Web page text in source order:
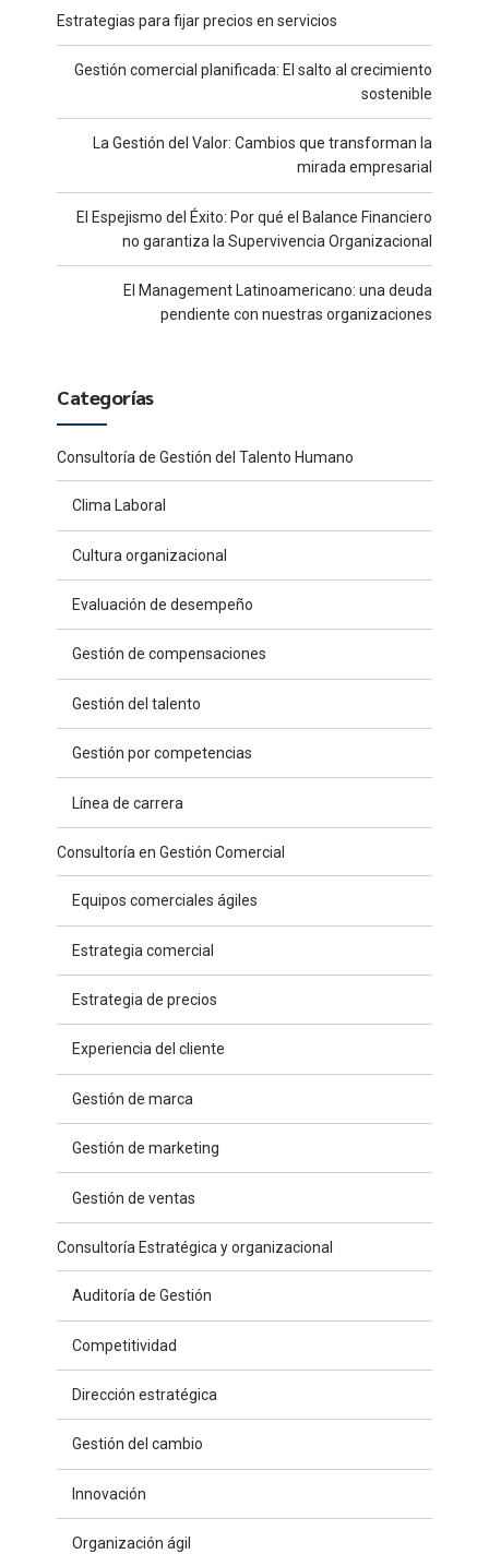
Estrategias para fijar precios en servicios
Gestión comercial planificada: El salto al crecimiento
sostenible
La Gestión del Valor: Cambios que transforman la
mirada empresarial
El Espejismo del Éxito: Por qué el Balance Financiero
no garantiza la Supervivencia Organizacional
El Management Latinoamericano: una deuda
pendiente con nuestras organizaciones
Categorías
Consultoría de Gestión del Talento Humano
Clima Laboral
Cultura organizacional
Evaluación de desempeño
Gestión de compensaciones
Gestión del talento
Gestión por competencias
Línea de carrera
Consultoría en Gestión Comercial
Equipos comerciales ágiles
Estrategia comercial
Estrategia de precios
Experiencia del cliente
Gestión de marca
Gestión de marketing
Gestión de ventas
Consultoría Estratégica y organizacional
Auditoría de Gestión
Competitividad
Dirección estratégica
Gestión del cambio
Innovación
Organización ágil